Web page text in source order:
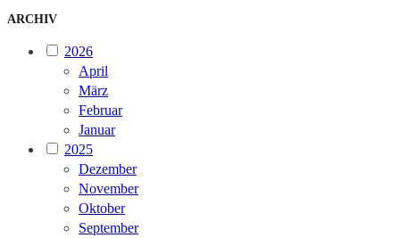
ARCHIV
2026
April
März
Februar
Januar
2025
Dezember
November
Oktober
September